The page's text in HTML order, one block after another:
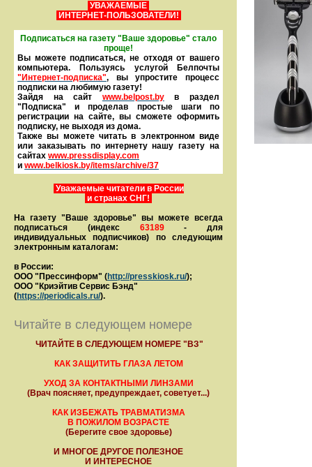
УВАЖАЕМЫЕ
ИНТЕРНЕТ-ПОЛЬЗОВАТЕЛИ!
Подписаться на газету "Ваше здоровье" стало
проще!
Вы можете подписаться, не отходя от вашего
компьютера. Пользуясь услугой Белпочты
"Интернет-подписка", вы упростите процесс
подписки на любимую газету!
Зайдя на сайт www.belpost.by
в раздел
"Подписка" и проделав простые шаги по
регистрации на сайте, вы сможете оформить
под­писку, не выходя из дома.
Также вы можете читать в элек­тронном виде
или заказывать по интернету нашу газету на
сайтах www.pressdisplay.com
и www.belkiosk.by/items/archive/37
Уважаемые читатели в России
и странах СНГ!
На газету "Ваше здоровье" вы можете всегда
подписаться (индекс 63189- для
индивидуальных подписчиков) по следующим
электронным каталогам:
в России:
ООО "Прессинформ" (http://presskiosk.ru/);
ООО "Криэйтив Сервис Бэнд"
(https://periodicals.ru/).
Читайте в следующем номере
ЧИТАЙТЕ В СЛЕДУЮЩЕМ НОМЕРЕ "ВЗ"
КАК ЗАЩИТИТЬ ГЛАЗА ЛЕТОМ
УХОД ЗА КОНТАКТНЫМИ ЛИНЗАМИ
(Врач поясняет, предупреждает, советует...)
КАК ИЗБЕЖАТЬ ТРАВМАТИЗМА
В ПОЖИЛОМ ВОЗРАСТЕ
(Берегите свое здоровье)
И МНОГОЕ ДРУГОЕ ПОЛЕЗНОЕ
И ИНТЕРЕСНОЕ